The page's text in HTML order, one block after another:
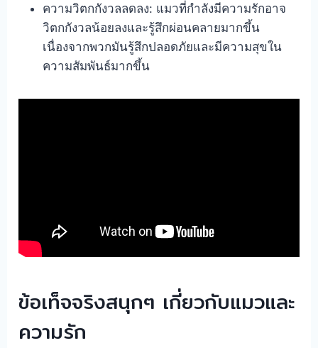
ความวิตกกังวลลดลง: แมวที่กำลังมีความรักอาจ
วิตกกังวลน้อยลงและรู้สึกผ่อนคลายมากขึ้น
เนื่องจากพวกมันรู้สึกปลอดภัยและมีความสุขใน
ความสัมพันธ์มากขึ้น
ข้อเท็จจริงสนุกๆ เกี่ยวกับแมวและ
ความรัก